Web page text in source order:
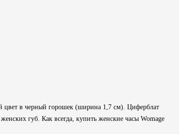
цвет в черный горошек (ширина 1,7 см). Циферблат
губ. Как всегда, купить женские часы Womage